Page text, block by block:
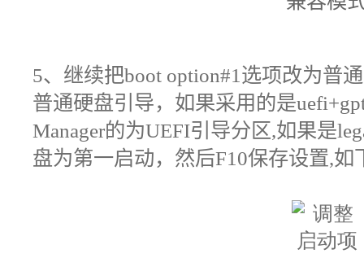
5、继续把boot option#1选项改为普
普通硬盘引导，如果采用的是
Manager的为UEFI引导分区,如果是
盘为第一启动，然后F10保存设置,如